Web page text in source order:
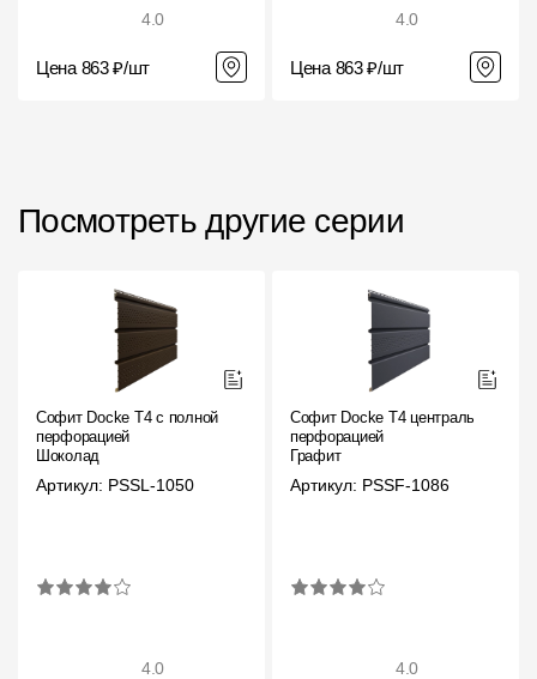
Рекламные материалы
Сертификаты
Текстуры
Вопрос-ответ/Faq
Сервисы
Конструктор
4.0
Цена 863 ₽/шт
4.0
Цена 863 ₽/шт
Посмотреть другие серии
Софит Docke T4 с полной
перфорацией
Шоколад
Артикул: PSSL-1050
4.0
Софит Docke T4 центральной
перфорацией
Графит
Артикул: PSSF-1086
4.0